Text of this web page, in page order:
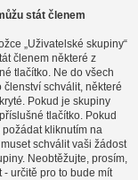
stát členem
„Uživatelské skupiny“
členem některé z
tlačítko. Ne do všech
schválit, některé
Pokud je skupiny
tlačítko. Pokud
kliknutím na
schválit vaši žádost
Neobtěžujte, prosím,
určitě pro to bude mít